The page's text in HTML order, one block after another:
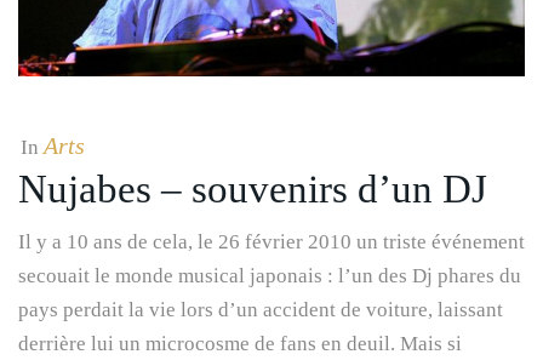
InArts
Nujabes – souvenirs d’un DJ
Il y a 10 ans de cela, le 26 février 2010 un triste événement
secouait le monde musical japonais : l’un des Dj phares du
pays perdait la vie lors d’un accident de voiture, laissant
derrière lui un microcosme de fans en deuil. Mais si